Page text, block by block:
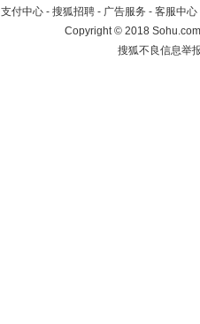
支付中心 - 搜狐招聘 - 广告服务 - 客服中心
Copyright©2018
搜狐不良信息举